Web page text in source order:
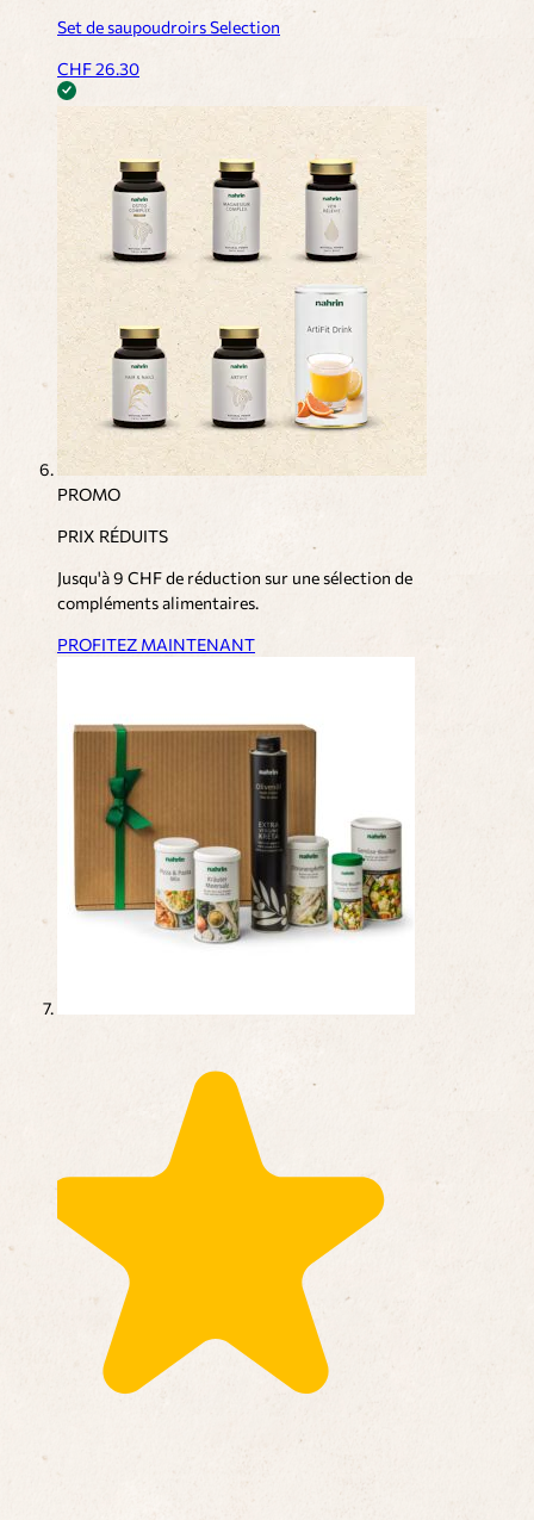
Set de saupoudroirs Selection
CHF26.30
PROMO
PRIX RÉDUITS
Jusqu'à 9 CHF de réduction sur une sélection de
compléments alimentaires.
PROFITEZ MAINTENANT